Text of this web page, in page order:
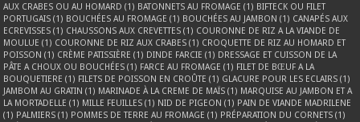
AUX CRABES OU AU HOMARD (1) BATONNETS AU FROMAGE (1) BIFTECK OU FILET
PORTUGAIS (1) BOUCHÉES AU FROMAGE (1) BOUCHÉES AU JAMBON (1) CANAPÉS AUX
ECREVISSES (1) CHAUSSONS AUX CREVETTES (1) COURONNE DE RIZ A LA VIANDE DE
MOULUE (1) COURONNE DE RIZ AUX CRABES (1) CROQUETTE DE RIZ AU HOMARD ET
POISSON (1) CRÈME PATISSIÈRE (1) DINDE FARCIE (1) DRESSAGE ET CUISSON DE LA
PÂTE A CHOUX OU BOUCHÉES (1) FARCE AU FROMAGE (1) FILET DE BŒUF A LA
BOUQUETIERE (1) FILETS DE POISSON EN CROÛTE (1) GLACURE POUR LES ECLAIRS (1)
JAMBOM AU GRATIN (1) MARINADE À LA CREME DE MAÏS (1) MARQUISE AU JAMBON ET A
LA MORTADELLE (1) MILLE FEUILLES (1) NID DE PIGEON (1) PAIN DE VIANDE MADRILENE
(1) PALMIERS (1) POMMES DE TERRE AU FROMAGE (1) PRÉPARATION DU CORNETS (1)